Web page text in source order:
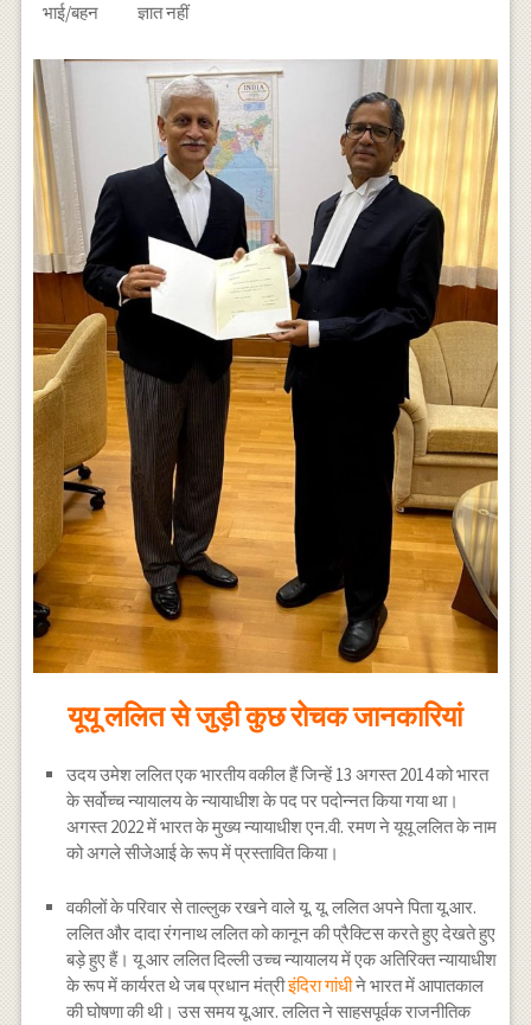
भाई/बहन ज्ञात नहीं
यूयू ललित से जुड़ी कुछ रोचक जानकारियां
उदय उमेश ललित एक भारतीय वकील हैं जिन्हें 13 अगस्त 2014 को भारत
के सर्वोच्च न्यायालय के न्यायाधीश के पद पर पदोन्नत किया गया था।
अगस्त 2022 में भारत के मुख्य न्यायाधीश एन.वी. रमण ने यूयू ललित के नाम
को अगले सीजेआई के रूप में प्रस्तावित किया।
वकीलों के परिवार से ताल्लुक रखने वाले यू. यू. ललित अपने पिता यू.आर.
ललित और दादा रंगनाथ ललित को कानून की प्रैक्टिस करते हुए देखते हुए
बड़े हुए हैं। यू आर ललित दिल्ली उच्च न्यायालय में एक अतिरिक्त न्यायाधीश
के रूप में कार्यरत थे जब प्रधान मंत्रीइंदिरा गांधीने भारत में आपातकाल
की घोषणा की थी। उस समय यू.आर. ललित ने साहसपूर्वक राजनीतिक